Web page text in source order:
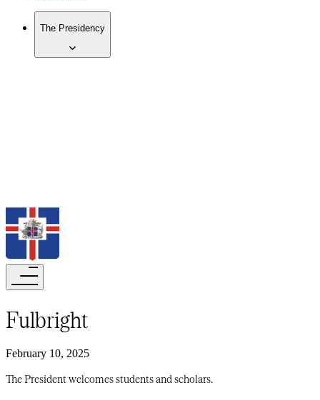
The Presidency
Fulbright​​​​‌ ‍ ​‍​‍‌‍ ‌ ​‍‌‍‍‌‌‍‌ ‌‍‍‌‌‍ ‍​‍​‍​ ‍‍​‍​‍‌ ​ ‌‍​‌‌‍ ‍‌‍‍‌‌ ‌​‌ ‍‌​‍ ‍‌‍‍‌‌‍ ​‍​‍​‍ ​​‍​‍‌‍‍​‌ ​‍‌‍‌‌‌‍‌‍​‍​‍​ ‍‍​‍​‍‌‍‍​‌ ‌​‌ ‌​‌ ​​‌ ​ ​‍ ​‍ ‌‍‌‍‌‍ ‌ ​‍‌ ​ ‌‍‌‌‌ ‌​‌‍‍‌​‍ ‌‌‍‍‌‌ ​ ‌‍ ​‌‍​‌‌‍ ‍‌‍‌​‌ ​ ​‍ ‍‌ ‌‍‌‍‌‌‌ ​‍‌‍​ ‌‍‌‌‌‍ ​​‍ ‍‌‍​‌‌ ​​‌ ​​​‍ ‌ ​ ‌ ‌​‌ ‌‌‌‍‌​‌‍‍‌‌‍ ​‍ ‌‍‍‌‌‍ ‍‌ ‌​‌‍‌‌‌‍ ‍‌ ‌​​‍ ‌‍‌‌‌‍‌​‌‍‍‌‌ ‌​​‍ ‌‍ ‌‌‍ ‌‍‌​‌‍‌‌​ ‌‌ ​​‌ ​‍‌‍‌‌‌ ​ ‌‍‌‌‌‍ ‍‌ ‌​‌‍​‌‌ ‌​‌‍‍‌‌‍ ‌‍ ‍​ ‍ ‌‍‍‌‌‍‌​​ ‌​ ​​‌‍‌‍​ ‌ ​ ‍‌‌‍​‌​ ​ ‌‍‌​​ ‌‌​‍ ‌​ ​ ​ ‍​​ ​‍‌‍‌​​‍ ‌​ ‌​‌‍​ ​ ‍​​ ​​​‍ ‌​ ‍​‌‍‌‍​ ‌ ​ ‍​​‍ ‌‌‍​‍​ ‍‌‌‍‌‍​ ‌ ‌‍‌​‌‍‌​​ ‌ ​ ​ ‌‍​ ​ ​ ​ ​ ​ ​​​ ‍ ‌ ‌​‌ ‍‌‌ ​​‌‍‌‌​ ‌‌‍ ‍‌‍‌‌‌ ‌ ‌ ​ ​ ‍ ‌ ​​‌‍​‌‌ ‌​‌‍‍​​ ‌‌ ‌​‌‍‍‌‌ ‌​‌‍ ​‌‍‌‌​ ‌‍​‍‌‍​‌‌ ​ ‌‍‌‌‌‌‌‌‌ ​‍‌‍ ​​ ‌‌‍‍​‌ ‌​‌ ‌​‌ ​​‌ ​ ​‍‌‌​ ​‍‌​‌‍​‍‌‌​ ​‍‌​‌‍‌‍‌‍‌‍ ‌ ​‍‌ ​ ‌‍‌‌‌ ‌​‌‍‍‌​‍ ‌‌‍‍‌‌ ​ ‌‍ ​‌‍​‌‌‍ ‍‌‍‌​‌ ​ ​‍ ‍‌ ‌‍‌‍‌‌‌ ​‍‌‍​ ‌‍‌‌‌‍ ​​‍ ‍‌‍​‌‌ ​​‌ ​​​‍‌‌​ ​‍‌​‌‍‌ ​ ‌ ‌​‌ ‌‌‌‍‌​‌‍‍‌‌‍ ​‍‌‍‌‍‍‌‌‍‌​​ ‌​ ​​‌‍‌‍​ ‌ ​ ‍‌‌‍​‌​ ​ ‌‍‌​​ ‌‌​‍ ‌​ ​ ​ ‍​​ ​‍‌‍‌​​‍ ‌​ ‌​‌‍​ ​ ‍​​ ​​​‍ ‌​ ‍​‌‍‌‍​ ‌ ​ ‍​​‍ ‌‌‍​‍​ ‍‌‌‍‌‍​ ‌ ‌‍‌​‌‍‌​​ ‌ ​ ​ ‌‍​ ​ ​ ​ ​ ​ ​​​‍‌‍‌ ‌​‌ ‍‌‌ ​​‌‍‌‌​ ‌‌‍ ‍‌‍‌‌‌ ‌ ‌ ​ ​‍‌‍‌ ​​‌‍​‌‌ ‌​‌‍‍​​ ‌‌ ‌​‌‍‍‌‌ ‌​‌‍ ​‌‍‌‌​‍‌‍‌ ​​‌‍‌‌‌ ​‍‌ ​ ‌ ​​‌‍‌‌‌‍​ ‌ ‌​‌‍‍‌‌ ‌‍‌‍‌‌​ ‌‌ ​​‌ ‌‌‌‍​‍‌‍ ​‌‍‍‌‌ ​ ‌‍‍​‌‍‌‌‌‍‌​​‍​‍‌ ‌
February 10, 2025
The President welcomes students and scholars.​​​​‌ ‍ ​‍​‍‌‍ ‌ ​‍‌‍‍‌‌‍‌ ‌‍‍‌‌‍ ‍​‍​‍​ ‍‍​‍​‍‌ ​ ‌‍​‌‌‍ ‍‌‍‍‌‌ ‌​‌ ‍‌​‍ ‍‌‍‍‌‌‍ ​‍​‍​‍ ​​‍​‍‌‍‍​‌ ​‍‌‍‌‌‌‍‌‍​‍​‍​ ‍‍​‍​‍‌‍‍​‌ ‌​‌ ‌​‌ ​​‌ ​ ​‍ ​‍ ‌‍‌‍‌‍ ‌ ​‍‌ ​ ‌‍‌‌‌ ‌​‌‍‍‌​‍ ‌‌‍‍‌‌ ​ ‌‍ ​‌‍​‌‌‍ ‍‌‍‌​‌ ​ ​‍ ‍‌ ‌‍‌‍‌‌‌ ​‍‌‍​ ‌‍‌‌‌‍ ​​‍ ‍‌‍​‌‌ ​​‌ ​​​‍ ‌ ​ ‌ ‌​‌ ‌‌‌‍‌​‌‍‍‌‌‍ ​‍ ‌‍‍‌‌‍ ‍‌ ‌​‌‍‌‌‌‍ ‍‌ ‌​​‍ ‌‍‌‌‌‍‌​‌‍‍‌‌ ‌​​‍ ‌‍ ‌‌‍ ‌‍‌​‌‍‌‌​ ‌‌ ​​‌ ​‍‌‍‌‌‌ ​ ‌‍‌‌‌‍ ‍‌ ‌​‌‍​‌‌ ‌​‌‍‍‌‌‍ ‌‍ ‍​ ‍ ‌‍‍‌‌‍‌​​ ‌​ ​​‌‍‌‍​ ‌ ​ ‍‌‌‍​‌​ ​ ‌‍‌​​ ‌‌​‍ ‌​ ​ ​ ‍​​ ​‍‌‍‌​​‍ ‌​ ‌​‌‍​ ​ ‍​​ ​​​‍ ‌​ ‍​‌‍‌‍​ ‌ ​ ‍​​‍ ‌‌‍​‍​ ‍‌‌‍‌‍​ ‌ ‌‍‌​‌‍‌​​ ‌ ​ ​ ‌‍​ ​ ​ ​ ​ ​ ​​​ ‍ ‌ ‌​‌ ‍‌‌ ​​‌‍‌‌​ ‌‌‍ ‍‌‍‌‌‌ ‌ ‌ ​ ​ ‍ ‌ ​​‌‍​‌‌ ‌​‌‍‍​​ ‌‌‍‌​‌‍‌‌‌ ​ ‌‍​ ‌ ​‍‌‍‍‌‌ ​​‌ ‌​‌‍‍‌‌‍ ‌‍ ‍​ ‌‍​‍‌‍​‌‌ ​ ‌‍‌‌‌‌‌‌‌ ​‍‌‍ ​​ ‌‌‍‍​‌ ‌​‌ ‌​‌ ​​‌ ​ ​‍‌‌​ ​‍‌​‌‍​‍‌‌​ ​‍‌​‌‍‌‍‌‍‌‍ ‌ ​‍‌ ​ ‌‍‌‌‌ ‌​‌‍‍‌​‍ ‌‌‍‍‌‌ ​ ‌‍ ​‌‍​‌‌‍ ‍‌‍‌​‌ ​ ​‍ ‍‌ ‌‍‌‍‌‌‌ ​‍‌‍​ ‌‍‌‌‌‍ ​​‍ ‍‌‍​‌‌ ​​‌ ​​​‍‌‌​ ​‍‌​‌‍‌ ​ ‌ ‌​‌ ‌‌‌‍‌​‌‍‍‌‌‍ ​‍‌‍‌‍‍‌‌‍‌​​ ‌​ ​​‌‍‌‍​ ‌ ​ ‍‌‌‍​‌​ ​ ‌‍‌​​ ‌‌​‍ ‌​ ​ ​ ‍​​ ​‍‌‍‌​​‍ ‌​ ‌​‌‍​ ​ ‍​​ ​​​‍ ‌​ ‍​‌‍‌‍​ ‌ ​ ‍​​‍ ‌‌‍​‍​ ‍‌‌‍‌‍​ ‌ ‌‍‌​‌‍‌​​ ‌ ​ ​ ‌‍​ ​ ​ ​ ​ ​ ​​​‍‌‍‌ ‌​‌ ‍‌‌ ​​‌‍‌‌​ ‌‌‍ ‍‌‍‌‌‌ ‌ ‌ ​ ​‍‌‍‌ ​​‌‍​‌‌ ‌​‌‍‍​​ ‌‌‍‌​‌‍‌‌‌ ​ ‌‍​ ‌ ​‍‌‍‍‌‌ ​​‌ ‌​‌‍‍‌‌‍ ‌‍ ‍​‍‌‍‌ ​​‌‍‌‌‌ ​‍‌ ​ ‌ ​​‌‍‌‌‌‍​ ‌ ‌​‌‍‍‌‌ ‌‍‌‍‌‌​ ‌‌ ​​‌ ‌‌‌‍​‍‌‍ ​‌‍‍‌‌ ​ ‌‍‍​‌‍‌‌‌‍‌​​‍​‍‌ ‌